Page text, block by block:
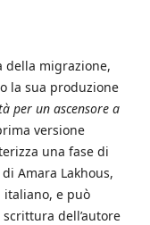
della migrazione,
la sua produzione
per un ascensore a
versione
una fase di
Amara Lakhous,
e può
dell’autore